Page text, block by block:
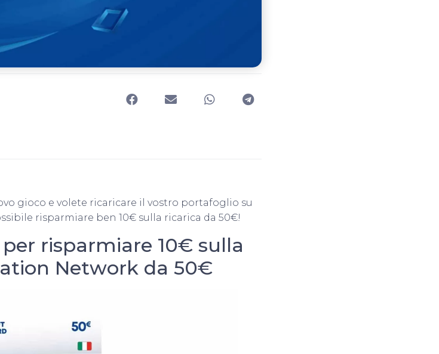
gioco e volete ricaricare il vostro portafoglio su
risparmiare ben 10€ sulla ricarica da 50€!
risparmiare 10€ sulla
Network da 50€